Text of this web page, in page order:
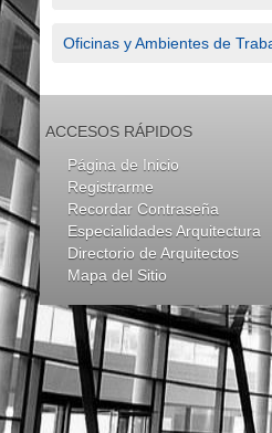
Oficinas y Ambientes de
ACCESOS RÁPIDOS
Página de Inicio
Registrarme
Recordar Contraseña
Especialidades Arquitectura
Directorio de Arquitectos
Mapa del Sitio